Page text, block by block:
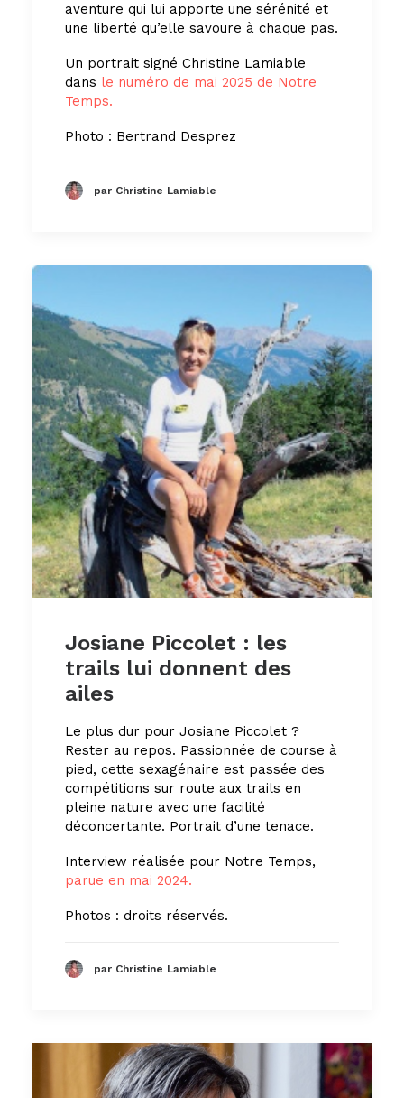
aventure qui lui apporte une sérénité et
une liberté qu’elle savoure à chaque pas.
Un portrait signé Christine Lamiable
dans le numéro de mai 2025 de Notre
Temps.
Photo : Bertrand Desprez
par Christine Lamiable
Josiane Piccolet : les
trails lui donnent des
ailes
Le plus dur pour Josiane Piccolet ?
Rester au repos. Passionnée de course à
pied, cette sexagénaire est passée des
compétitions sur route aux trails en
pleine nature avec une facilité
déconcertante. Portrait d’une tenace.
Interview réalisée pour Notre Temps,
parue en mai 2024.
Photos : droits réservés.
par Christine Lamiable